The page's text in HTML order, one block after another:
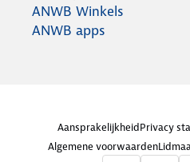
ANWB Winkels
ANWB apps
AansprakelijkheidPrivacy
Algemene voorwaarden